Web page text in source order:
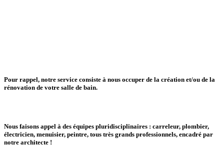
Pour rappel, notre service consiste à nous occuper de la création et/ou de la
rénovation de votre salle de bain.
Nous faisons appel à des équipes pluridisciplinaires : carreleur, plombier,
électricien, menuisier, peintre, tous très grands professionnels, encadré par
notre architecte !